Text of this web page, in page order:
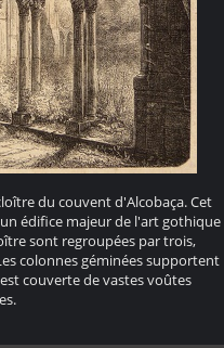
du couvent d'Alcobaça. Cet
édifice majeur de l'art gothique
sont regroupées par trois,
colonnes géminées supportent
couverte de vastes voûtes